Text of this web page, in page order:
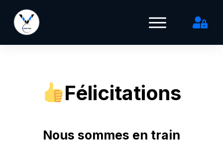
Félicitations
Nous sommes en train